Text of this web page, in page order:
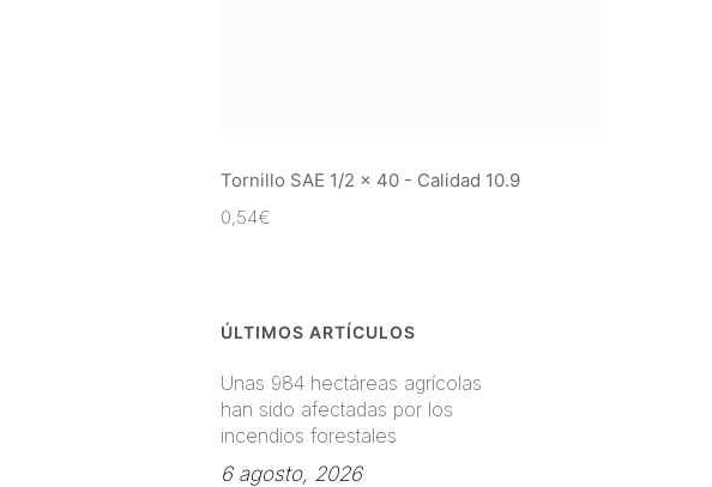
Tornillo SAE 1/2 x 40 - Calidad 10.9
0,54€
ÚLTIMOS ARTÍCULOS
Unas 984 hectáreas agrícolas
han sido afectadas por los
incendios forestales
6 agosto, 2026